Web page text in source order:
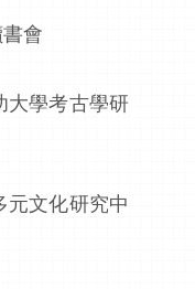
會
大學考古學研
元文化研究中